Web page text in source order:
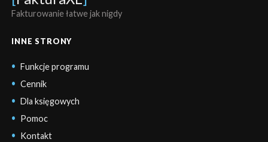
Fakturowanie łatwe jak nigdy
INNE STRONY
Funkcje programu
Cennik
Dla księgowych
Pomoc
Kontakt